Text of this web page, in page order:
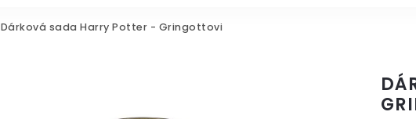
Dárková sada Harry Potter - Gringottovi